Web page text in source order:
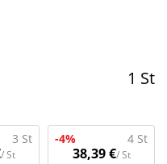
1 St
3 St
/ St
-4% 4 St
38,39 €/ St